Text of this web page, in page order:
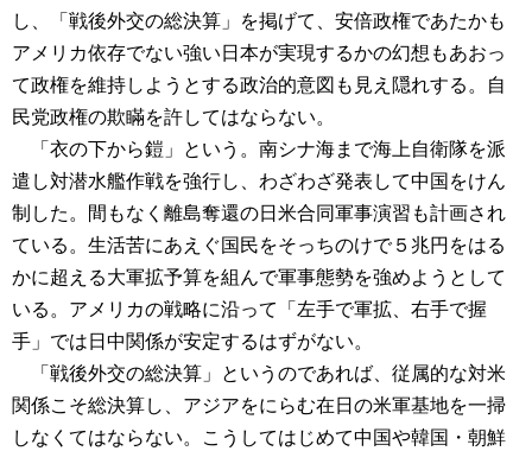
し、「戦後外交の総決算」を掲げて、安倍政権であたかも
アメリカ依存でない強い日本が実現するかの幻想もあおっ
て政権を維持しようとする政治的意図も見え隠れする。自
民党政権の欺瞞を許してはならない。
「衣の下から鎧」という。南シナ海まで海上自衛隊を派
遣し対潜水艦作戦を強行し、わざわざ発表して中国をけん
制した。間もなく離島奪還の日米合同軍事演習も計画され
ている。生活苦にあえぐ国民をそっちのけで５兆円をはる
かに超える大軍拡予算を組んで軍事態勢を強めようとして
いる。アメリカの戦略に沿って「左手で軍拡、右手で握
手」では日中関係が安定するはずがない。
「戦後外交の総決算」というのであれば、従属的な対米
関係こそ総決算し、アジアをにらむ在日の米軍基地を一掃
しなくてはならない。こうしてはじめて中国や韓国・朝鮮